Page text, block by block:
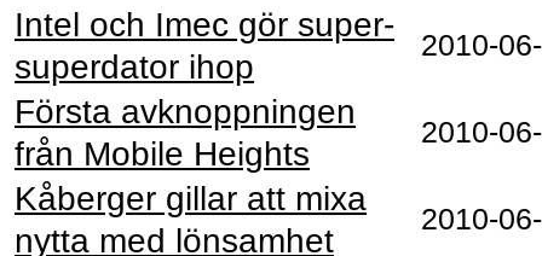
Intel och Imec gör super-
superdator ihop
Första avknoppningen
från Mobile Heights
Kåberger gillar att mixa
nytta med lönsamhet